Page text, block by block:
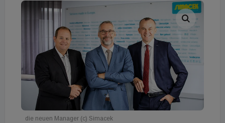
die neuen Manager (c) Simacek